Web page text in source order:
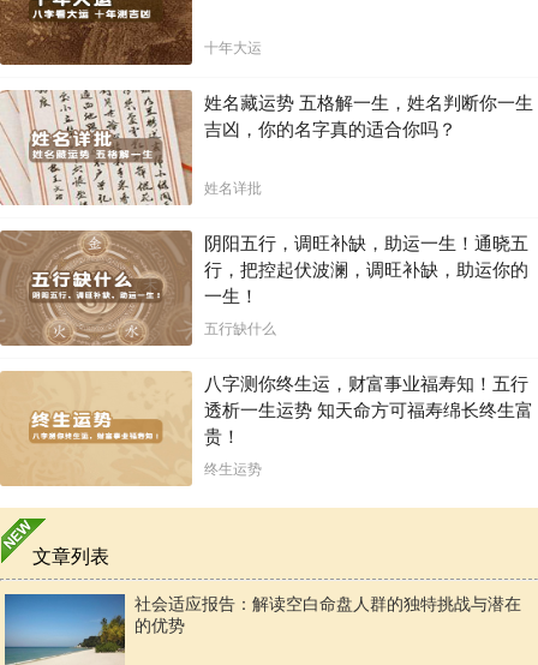
十年大运
姓名藏运势 五格解一生，姓名判断你一生
吉凶，你的名字真的适合你吗？
姓名详批
阴阳五行，调旺补缺，助运一生！通晓五
行，把控起伏波澜，调旺补缺，助运你的
一生！
五行缺什么
八字测你终生运，财富事业福寿知！五行
透析一生运势 知天命方可福寿绵长终生富
贵！
终生运势
文章列表
社会适应报告：解读空白命盘人群的独特挑战与潜在
的优势